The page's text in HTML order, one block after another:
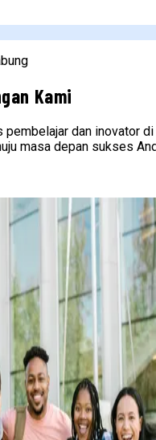
Kami
pembelajar dan inovator di
masa depan sukses